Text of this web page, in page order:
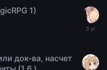
1)
док-ва, насчет